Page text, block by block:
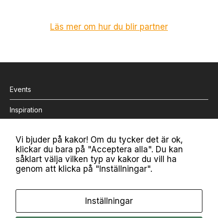
Läs mer om hur du blir partner
Events
Inspiration
Om MiM
Kontakt
Nyhetsbrev
Mina kakor
Vi bjuder på kakor! Om du tycker det är ok,
klickar du bara på "Acceptera alla". Du kan
såklart välja vilken typ av kakor du vill ha
genom att klicka på "Inställningar".
Inställningar
s
a
g
in
e
at
t
v
ja
b